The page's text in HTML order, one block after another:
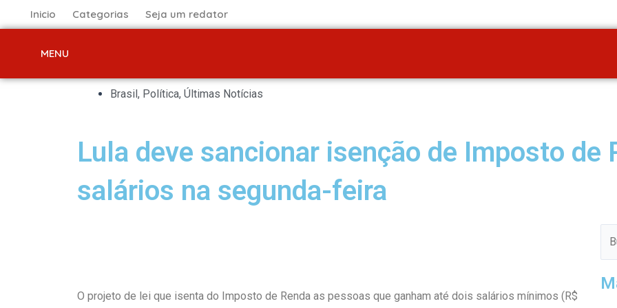
para
Inicio Categorias Seja um redator
MENU
Brasil, Política, Últimas Notícias
Lula deve sancionar isenção de Imposto de
salários na segunda-feira
O projeto de lei que isenta do Imposto de Renda as pessoas que ganham até dois salários mínimos (R$